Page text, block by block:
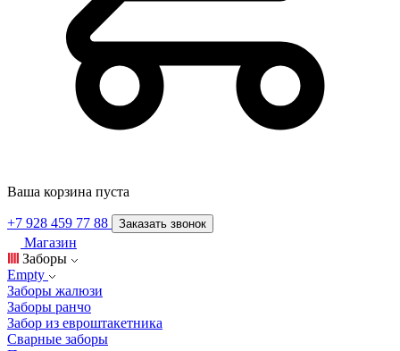
Ваша корзина пуста
+7 928 459 77 88 Заказать звонок
Магазин
Заборы
Empty
Заборы жалюзи
Заборы ранчо
Забор из евроштакетника
Сварные заборы